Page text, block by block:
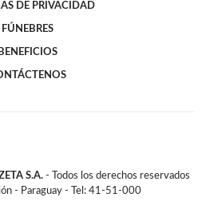
DE PRIVACIDAD
FÚNEBRES
BENEFICIOS
S.A. - Todos los derechos reservados
- Paraguay - Tel: 41-51-000